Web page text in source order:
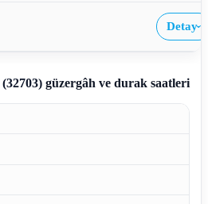
Detay›
güzergâh ve durak saatleri